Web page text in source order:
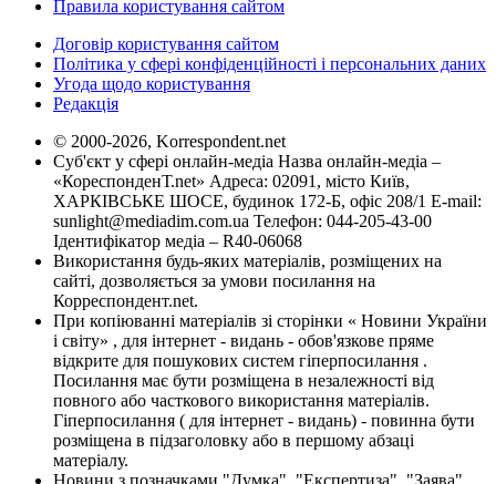
Правила користування сайтом
Договір користування сайтом
Політика у сфері конфіденційності і персональних даних
Угода щодо користування
Редакція
© 2000-2026, Korrespondent.net
Суб'єкт у сфері онлайн-медіа Назва онлайн-медіа –
«КореспонденТ.net» Адреса: 02091, місто Київ,
ХАРКІВСЬКЕ ШОСЕ, будинок 172-Б, офіс 208/1 E-mail:
sunlight@mediadim.com.ua Телефон: 044-205-43-00
Ідентифікатор медіа – R40-06068
Використання будь-яких матеріалів, розміщених на
сайті, дозволяється за умови посилання на
Корреспондент.net.
При копіюванні матеріалів зі сторінки « Новини України
і світу» , для інтернет - видань - обов'язкове пряме
відкрите для пошукових систем гіперпосилання .
Посилання має бути розміщена в незалежності від
повного або часткового використання матеріалів.
Гіперпосилання ( для інтернет - видань) - повинна бути
розміщена в підзаголовку або в першому абзаці
матеріалу.